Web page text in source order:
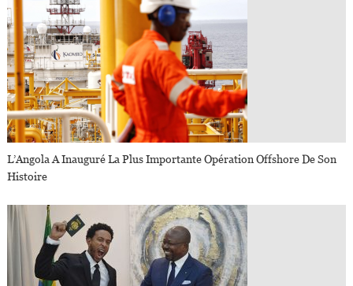
L’Angola A Inauguré La Plus Importante Opération Offshore De Son
Histoire